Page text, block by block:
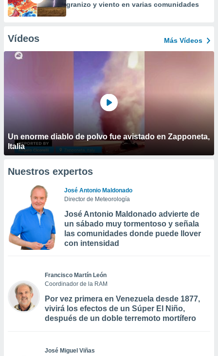
granizo y viento en varias comunidades
Vídeos Más Vídeos
Un enorme diablo de polvo fue avistado en Zapponeta,
Italia
Nuestros expertos
José Antonio Maldonado
Director de Meteorología
José Antonio Maldonado advierte de
un sábado muy tormentoso y señala
las comunidades donde puede llover
con intensidad
Francisco Martín León
Coordinador de la RAM
Por vez primera en Venezuela desde 1877,
vivirá los efectos de un Súper El Niño,
después de un doble terremoto mortífero
José Miguel Viñas